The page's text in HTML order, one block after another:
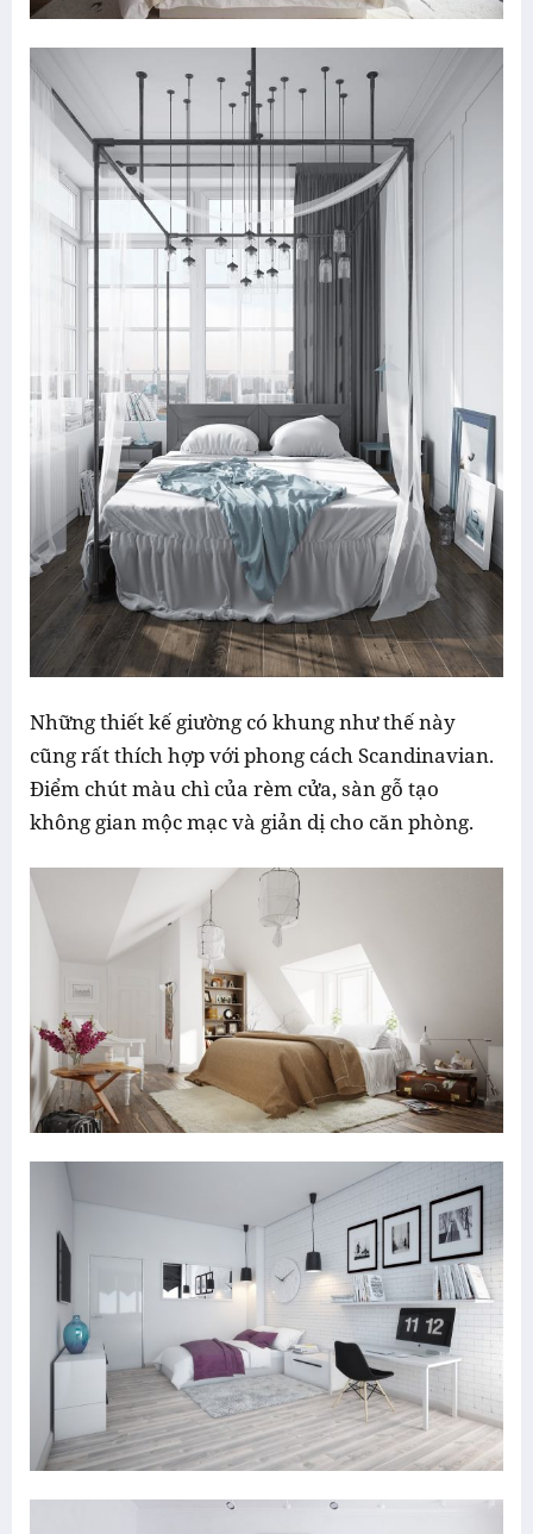
Những thiết kế giường có khung như thế này
cũng rất thích hợp với phong cách Scandinavian.
Điểm chút màu chì của rèm cửa, sàn gỗ tạo
không gian mộc mạc và giản dị cho căn phòng.